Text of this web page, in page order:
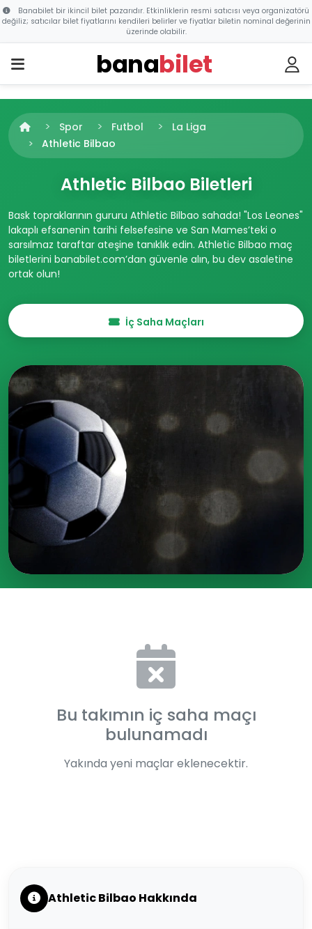
Banabilet bir ikincil bilet pazarıdır. Etkinliklerin resmi satıcısı veya organizatörü
değiliz; satıcılar bilet fiyatlarını kendileri belirler ve fiyatlar biletin nominal değerinin
üzerinde olabilir.
banabilet
Spor Futbol
La Liga
Athletic Bilbao
Athletic Bilbao Biletleri
Bask topraklarının gururu Athletic Bilbao sahada! "Los Leones"
lakaplı efsanenin tarihi felsefesine ve San Mames’teki o
sarsılmaz taraftar ateşine tanıklık edin. Athletic Bilbao maç
biletlerini banabilet.com’dan güvenle alın, bu dev asaletine
ortak olun!
İç Saha Maçları
Bu takımın iç saha maçı
bulunamadı
Yakında yeni maçlar eklenecektir.
Athletic Bilbao Hakkında